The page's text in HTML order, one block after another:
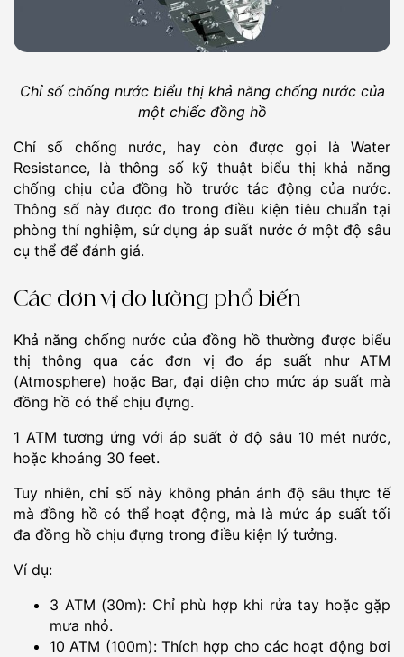
Chỉ số chống nước biểu thị khả năng chống nước của
một chiếc đồng hồ
Chỉ số chống nước, hay còn được gọi là Water
Resistance, là thông số kỹ thuật biểu thị khả năng
chống chịu của đồng hồ trước tác động của nước.
Thông số này được đo trong điều kiện tiêu chuẩn tại
phòng thí nghiệm, sử dụng áp suất nước ở một độ sâu
cụ thể để đánh giá.
Các đơn vị đo lường phổ biến
Khả năng chống nước của đồng hồ thường được biểu
thị thông qua các đơn vị đo áp suất như ATM
(Atmosphere) hoặc Bar, đại diện cho mức áp suất mà
đồng hồ có thể chịu đựng.
1 ATM tương ứng với áp suất ở độ sâu 10 mét nước,
hoặc khoảng 30 feet.
Tuy nhiên, chỉ số này không phản ánh độ sâu thực tế
mà đồng hồ có thể hoạt động, mà là mức áp suất tối
đa đồng hồ chịu đựng trong điều kiện lý tưởng.
Ví dụ:
3 ATM (30m): Chỉ phù hợp khi rửa tay hoặc gặp
mưa nhỏ.
10 ATM (100m): Thích hợp cho các hoạt động bơi